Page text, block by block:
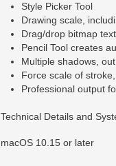
Style Picker Tool
Drawing scale,
Drag/drop bitmap
Pencil Tool creates
Multiple shadows,
Force scale of
Professional output
Technical Details and
macOS 10.15 or later